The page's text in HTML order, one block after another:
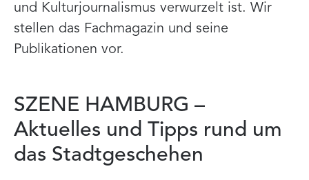
und Kulturjournalismus verwurzelt ist. Wir
stellen das Fachmagazin und seine
Publikationen vor.
SZENE HAMBURG –
Aktuelles und Tipps rund um
das Stadtgeschehen